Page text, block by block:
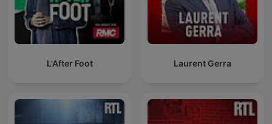
L'After Foot Laurent Gerra